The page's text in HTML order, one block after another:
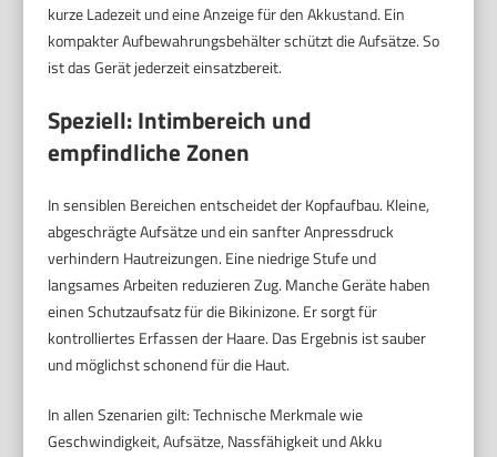
kurze Ladezeit und eine Anzeige für den Akkustand. Ein
kompakter Aufbewahrungsbehälter schützt die Aufsätze. So
ist das Gerät jederzeit einsatzbereit.
Speziell: Intimbereich und
empfindliche Zonen
In sensiblen Bereichen entscheidet der Kopfaufbau. Kleine,
abgeschrägte Aufsätze und ein sanfter Anpressdruck
verhindern Hautreizungen. Eine niedrige Stufe und
langsames Arbeiten reduzieren Zug. Manche Geräte haben
einen Schutzaufsatz für die Bikinizone. Er sorgt für
kontrolliertes Erfassen der Haare. Das Ergebnis ist sauber
und möglichst schonend für die Haut.
In allen Szenarien gilt: Technische Merkmale wie
Geschwindigkeit, Aufsätze, Nassfähigkeit und Akku